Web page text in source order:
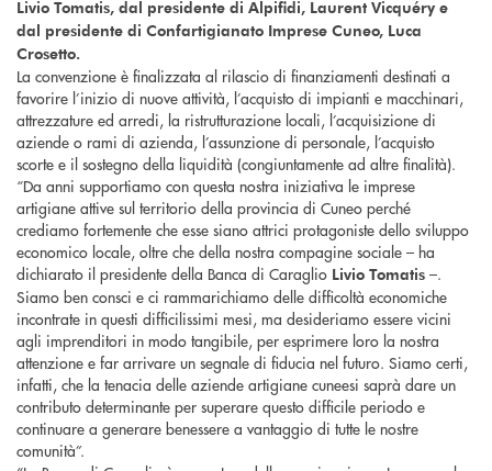
Livio Tomatis, dal presidente di Alpifidi, Laurent Vicquéry e
dal presidente di Confartigianato Imprese Cuneo, Luca
Crosetto.
La convenzione è finalizzata al rilascio di finanziamenti destinati a
favorire l’inizio di nuove attività, l’acquisto di impianti e macchinari,
attrezzature ed arredi, la ristrutturazione locali, l’acquisizione di
aziende o rami di azienda, l’assunzione di personale, l’acquisto
scorte e il sostegno della liquidità (congiuntamente ad altre finalità).
“Da anni supportiamo con questa nostra iniziativa le imprese
artigiane attive sul territorio della provincia di Cuneo perché
crediamo fortemente che esse siano attrici protagoniste dello sviluppo
economico locale, oltre che della nostra compagine sociale – ha
dichiarato il presidente della Banca di Caraglio Livio Tomatis –.
Siamo ben consci e ci rammarichiamo delle difficoltà economiche
incontrate in questi difficilissimi mesi, ma desideriamo essere vicini
agli imprenditori in modo tangibile, per esprimere loro la nostra
attenzione e far arrivare un segnale di fiducia nel futuro. Siamo certi,
infatti, che la tenacia delle aziende artigiane cuneesi saprà dare un
contributo determinante per superare questo difficile periodo e
continuare a generare benessere a vantaggio di tutte le nostre
comunità”.